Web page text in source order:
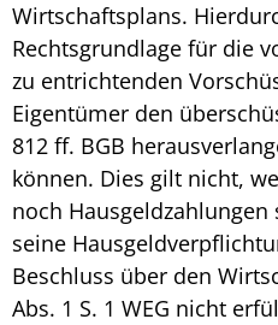
Wirtschaftsplans.
Rechtsgrundlage für die
zu entrichtenden
Eigentümer den
812 ff. BGB
können. Dies gilt nicht,
noch
seine
Beschluss über den
Abs. 1 S. 1 WEG nicht